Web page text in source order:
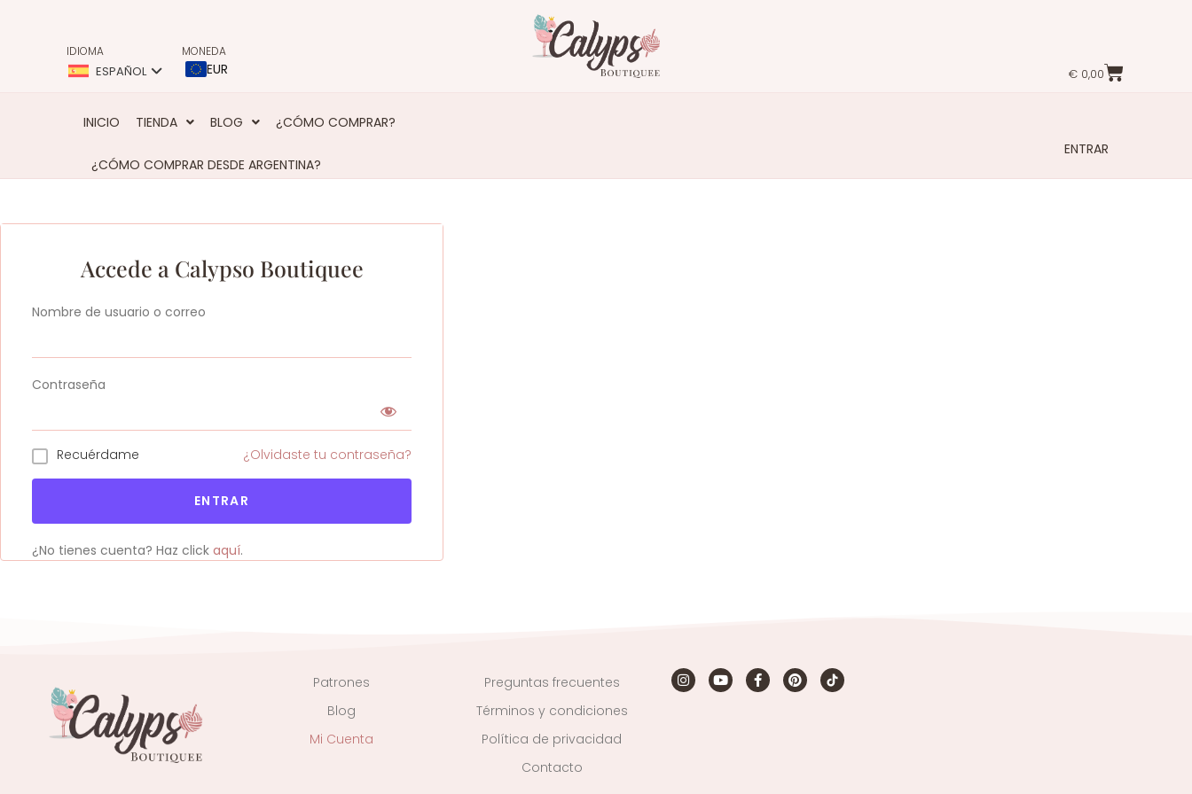
IDIOMA
ESPAÑOL
MONEDA
EUR €0,00
INICIO TIENDA BLOG ¿CÓMO COMPRAR?
¿CÓMO COMPRAR DESDE ARGENTINA?
ENTRAR
Accede a Calypso Boutiquee
Nombre de usuario o correo
Contraseña
Recuérdame ¿Olvidaste tu contraseña?
ENTRAR
¿No tienes cuenta? Haz click aquí.
Patrones
Blog
Mi Cuenta
Preguntas frecuentes
Términos y condiciones
Política de privacidad
Contacto